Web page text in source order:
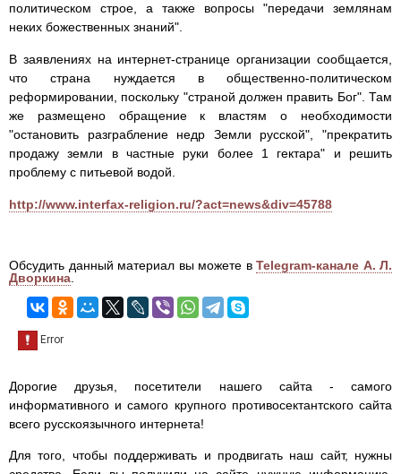
политическом строе, а также вопросы "передачи землянам
неких божественных знаний".
В заявлениях на интернет-странице организации сообщается,
что страна нуждается в общественно-политическом
реформировании, поскольку "страной должен править Бог". Там
же размещено обращение к властям о необходимости
"остановить разграбление недр Земли русской", "прекратить
продажу земли в частные руки более 1 гектара" и решить
проблему с питьевой водой.
http://www.interfax-religion.ru/?act=news&div=45788
Обсудить данный материал вы можете в Telegram-канале А. Л.
Дворкина
Дорогие друзья, посетители нашего сайта - самого
информативного и самого крупного противосектантского сайта
всего русскоязычного интернета!
Для того, чтобы поддерживать и продвигать наш сайт, нужны